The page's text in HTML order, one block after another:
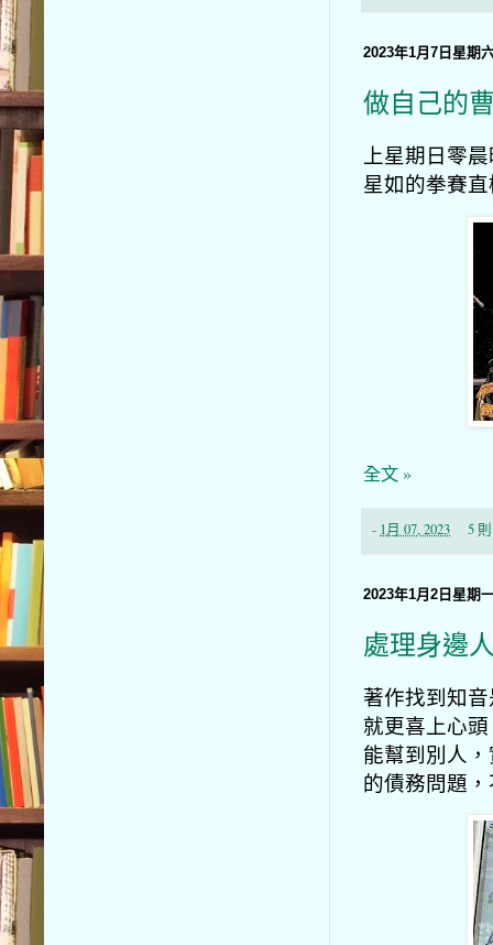
2023年1月7日星期
做自己的
上星期日零
星如的拳賽
全文 »
- 1月 07, 2023 5
2023年1月2日星期
處理身邊
著作找到知
就更喜上心
能幫到別人
的債務問題